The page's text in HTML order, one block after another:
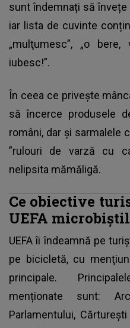
sunt îndemnați să
iar lista de cuvinte
„mulţumesc”, „o
iubesc!”.
În ceea ce privește
să încerce produsele
români, dar și sarmalele
”rulouri de varză cu
nelipsita mămăligă.
Ce obiective
UEFA
UEFA îi îndeamnă pe
pe bicicletă, cu
principale.
menționate sunt:
Parlamentului,